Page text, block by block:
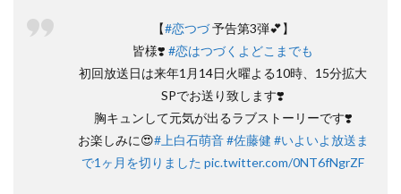
【#恋つづ予告第3弾💕】
皆様❣️ #恋はつづくよどこまでも
初回放送日は来年1月14日火曜よる10時、15分拡大
SPでお送り致します❣️
胸キュンして元気が出るラブストーリーです❣️
お楽しみに😍#上白石萌音 #佐藤健 #いよいよ放送ま
で1ヶ月を切りました pic.twitter.com/0NT6fNgrZF